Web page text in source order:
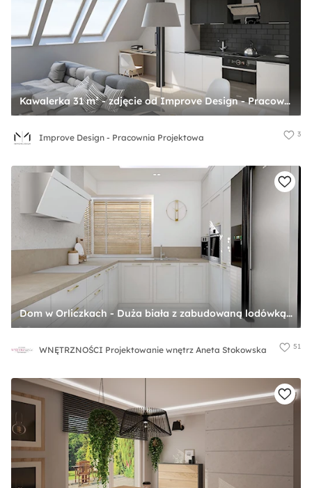
Kawalerka 31 m² - zdjęcie od Improve Design - Pracownia Projektowa
Improve Design - Pracownia Projektowa 3
Dom w Orliczkach - Duża biała z zabudowaną lodówką z lodówką wolnostojącą z nablatowym zlewozmywakiem kuchnia w kształcie litery u z oknem, styl nowoczesny - zdjęcie od WNĘTRZNOŚCI Projektowanie wnętrz Aneta Stokowska
WNĘTRZNOŚCI Projektowanie wnętrz Aneta Stokowska 51